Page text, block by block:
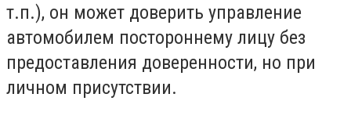
т.п.), он может доверить управление
автомобилем постороннему лицу без
предоставления доверенности, но при
личном присутствии.